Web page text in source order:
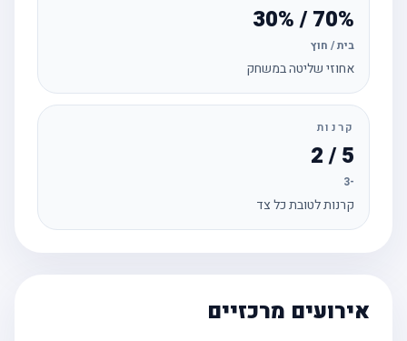
70% / 30%
בית / חוץ
אחוזי שליטה במשחק
קרנות
קרנות לטובת כל צד
אירועים מרכזיים